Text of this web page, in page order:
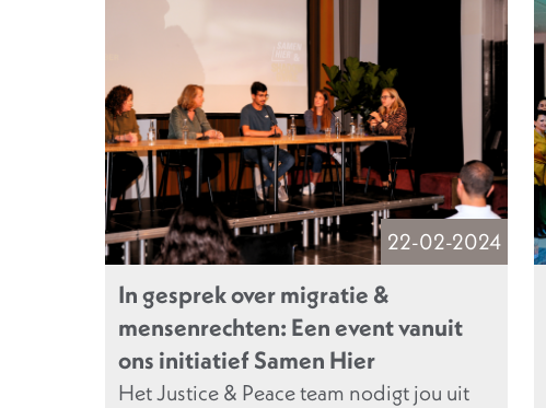
22-02-2024
In gesprek over migratie &
mensenrechten: Een event vanuit
ons initiatief Samen Hier
Het Justice & Peace team nodigt jou uit